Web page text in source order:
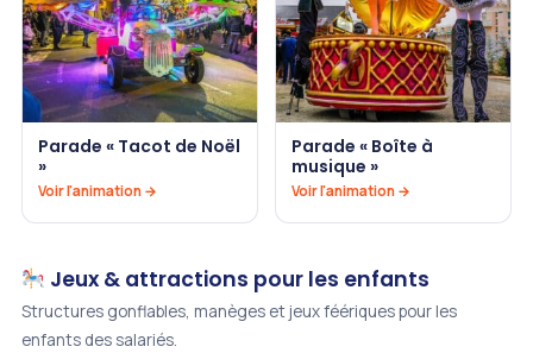
Parade « Tacot de Noël
»
Voir l'animation →
Parade « Boîte à
musique »
Voir l'animation →
Jeux & attractions pour les enfants
Structures gonflables, manèges et jeux féériques pour les
enfants des salariés.